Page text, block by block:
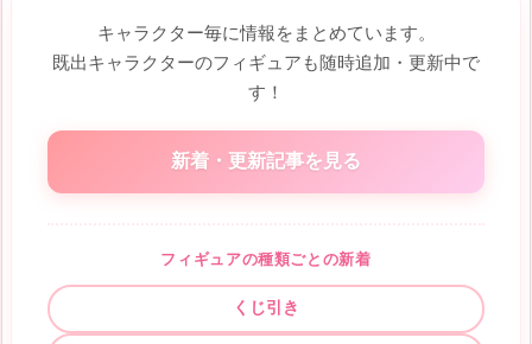
キャラクター毎に情報をまとめています。
既出キャラクターのフィギュアも随時追加・更新中で
す！
新着・更新記事を見る
フィギュアの種類ごとの新着
くじ引き